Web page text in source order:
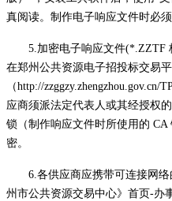
真阅读。制作电子响应文件时必须
5.加密电子响应文件(*.ZZTF
在郑州公共资源电子招投标交易
（http://
应商须派法定代表人或其经授权
锁（制作响应文件时所使用的
密。
6.各供应商应携带可连接网
州市公共资源交易中心》首页-办